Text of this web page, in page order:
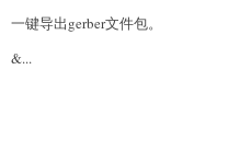
一键导出gerber文件包。
&...